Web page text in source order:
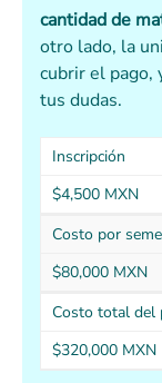
cantidad de
otro lado, la
cubrir el pago,
tus dudas.
Inscripción
$4,500 MXN
Costo por
$80,000 MXN
Costo total del
$320,000 MXN